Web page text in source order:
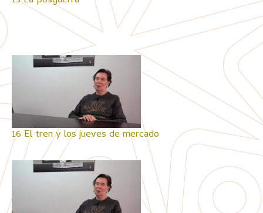
16 El tren y los jueves de mercado